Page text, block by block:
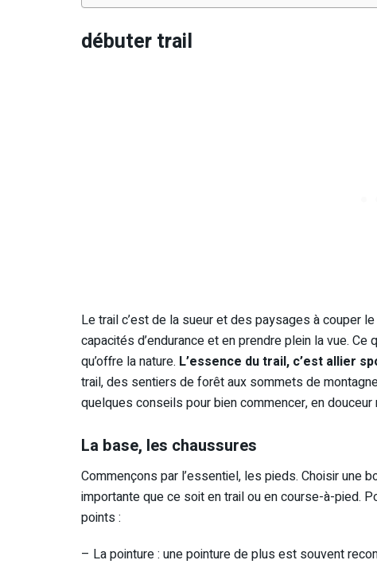
débuter trail
Le trail c’est de la sueur et des paysages à couper
capacités d’endurance et en prendre plein la vue.
qu’offre la nature. L’essence du trail, c’est allier
trail, des sentiers de forêt aux sommets de
quelques conseils pour bien commencer, en
La base, les chaussures
Commençons par l’essentiel, les pieds. Choisir une
importante que ce soit en trail ou en course-à-pied.
points :
– La pointure : une pointure de plus est souvent